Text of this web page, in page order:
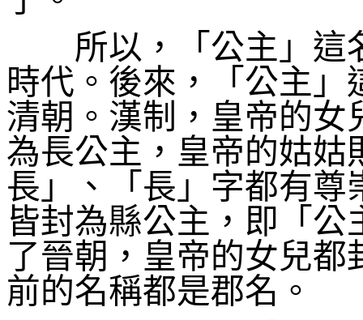
所以，「公主」這
時代。後來，「公主
清朝。漢制，皇帝的女
為長公主，皇帝的姑姑
長」、「長」字都有尊
皆封為縣公主，即「
了晉朝，皇帝的女兒
前的名稱都是郡名。